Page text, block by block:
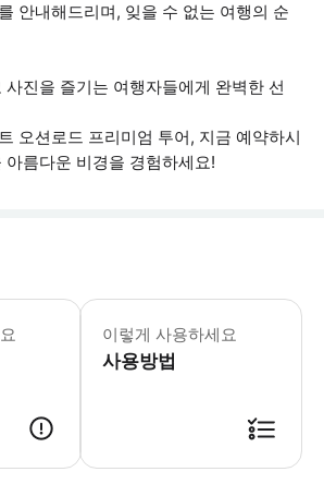
안내해드리며, 잊을 수 없는 여행의 순
진을 즐기는 여행자들에게 완벽한 선
오션로드 프리미엄 투어, 지금 예약하시
아름다운 비경을 경험하세요!
예약 시 현지에서 수신 가능한 전화번
이렇게 사용하세요
사용방법